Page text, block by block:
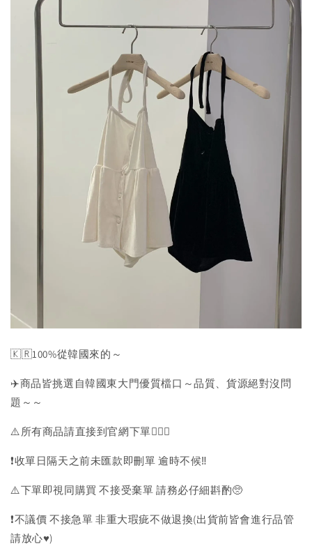
🇰🇷100%從韓國來的～
✈️商品皆挑選自韓國東大門優質檔口～品質、貨源絕對沒問
題～～
⚠️所有商品請直接到官網下單💁🏻‍♀️
❗️收單日隔天之前未匯款即刪單 逾時不候‼️
⚠️下單即視同購買 不接受棄單 請務必仔細斟酌🥺
❗️不議價 不接急單 非重大瑕疵不做退換(出貨前皆會進行品管
請放心♥️)